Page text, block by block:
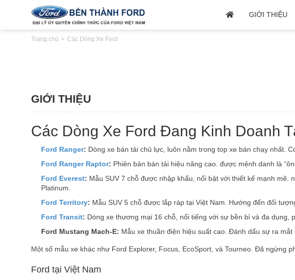
GIỚI THIỆU
Trang chủ Các Dòng Xe Ford
GIỚI THIỆU
Các Dòng Xe Ford Đang Kinh Doanh
Ford Ranger: Dòng xe bán tải chủ lực, luôn nằm trong top xe bán chạy nhất.
Ford Ranger Raptor: Phiên bản bán tải hiệu năng cao. được mệnh danh là
Ford Everest: Mẫu SUV 7 chỗ được nhập khẩu, nổi bật với thiết kế mạnh mẽ.
Platinum.
Ford Territory: Mẫu SUV 5 chỗ được lắp ráp tại Việt Nam. Hướng đến đối
Ford Transit: Dòng xe thương mại 16 chỗ, nổi tiếng với sự bền bỉ và đa dụng,
Ford Mustang Mach-E: Mẫu xe thuần điện hiệu suất cao. Đánh dấu sự ra
Một số mẫu xe khác như Ford Explorer, Focus, EcoSport, và Tourneo. Đã ngừng
Ford tại Việt Nam